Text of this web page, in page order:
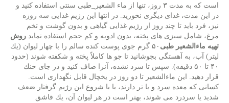
است كه به مدت ۳ روز، تنها از ماء الشعیر_طبی سنتی استفاده كنید و
در این مدت، غذای دیگری نخورید. در انتها این رژیم غذایی سه روزه
نیز، فرد باید تا چند روز از رژیم غذایی گیاهی و بدون گوشت و تخم
مرغ، شامل سبزی های پخته، بدون ادویه و كم حجم استفاده نماید.روش
تهیه ماءالشعیر طبی
۵۰ گرم جوی پوست كنده سالم را با چهار لیوان (یك
لیتر) آب، به آهستگی بجوشانید تا جو ها كاملاً پخته و شكفته شوند (حدود
۴۰ تا ۵۰ دقیقه). سپس تا سرد نشده، آنرا صاف كنید و در جای خنك
قرار دهید. این ماءالشعیر تا دو روز در یخچال قابل نگهداری است.
كسانی كه معده سرد و یا تر دارند، یا با شروع این رژیم گرفتار ضعف
شدید یا سردرد می شوند، بهتر است در هر لیوان آن، یك قاشق